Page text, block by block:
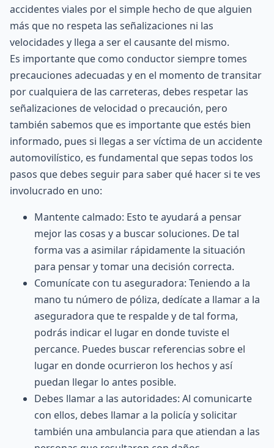
accidentes viales por el simple hecho de que alguien
más que no respeta las señalizaciones ni las
velocidades y llega a ser el causante del mismo.
Es importante que como conductor siempre tomes
precauciones adecuadas y en el momento de transitar
por cualquiera de las carreteras, debes respetar las
señalizaciones de velocidad o precaución, pero
también sabemos que es importante que estés bien
informado, pues si llegas a ser víctima de un accidente
automovilístico, es fundamental que sepas todos los
pasos que debes seguir para saber qué hacer si te ves
involucrado en uno:
Mantente calmado: Esto te ayudará a pensar
mejor las cosas y a buscar soluciones. De tal
forma vas a asimilar rápidamente la situación
para pensar y tomar una decisión correcta.
Comunícate con tu aseguradora: Teniendo a la
mano tu número de póliza, dedícate a llamar a la
aseguradora que te respalde y de tal forma,
podrás indicar el lugar en donde tuviste el
percance. Puedes buscar referencias sobre el
lugar en donde ocurrieron los hechos y así
puedan llegar lo antes posible.
Debes llamar a las autoridades: Al comunicarte
con ellos, debes llamar a la policía y solicitar
también una ambulancia para que atiendan a las